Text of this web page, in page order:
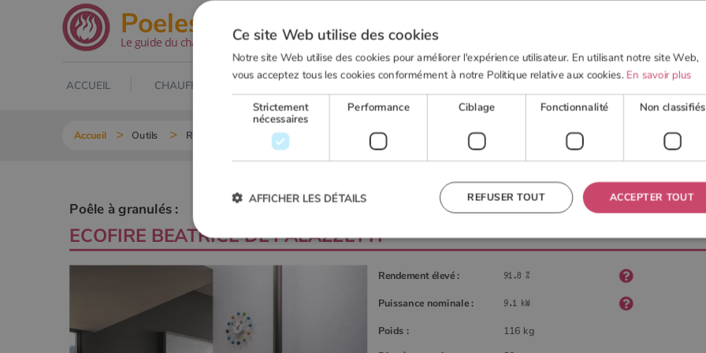
Poeles .net
Le guide du chauffage au bois
ACCUEIL CHAUFFAGE AU BOIS POELE À GRANULÉS
Accueil Outils Recherche Poêle à granulés ECOFIRE BEATRICE de Palazzetti
Poêle à granulés :
ECOFIRE BEATRICE DEPALAZZETTI
Rendement élevé :
Puissance nominale :
Poids : 116 kg
Ce site Web utilise des cookies
Notre site Web utilise des cookies pour améliorer l'expérience utilisateur. En utilisant notre site Web,
vous acceptez tous les cookies conformément à notre Politique relative aux cookies.En savoir plus
Strictement
nécessaires
Performance Ciblage Fonctionnalité Non classifiés
ACCEPTER TOUT
REFUSER TOUT
AFFICHER LES DÉTAILS
Strictement nécessaires Non classifiés
gestion des comptes. Le site Web ne peut pas être utilisé correctement sans les cookies strictement nécessaires.
Nom
Fournisseur
Description